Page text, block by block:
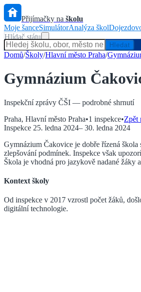
Přijímačky na školu
Moje šanceSimulátorAnalýza škol
Hlídač státu
Hledat
Domů/Školy/Hlavní město Praha/
Gymnázium
Inspekční zprávy ČŠI — podrobné shrnutí
Praha, Hlavní město Praha•1 inspekce•Zpět
Inspekce 25. ledna 2024– 30. ledna 2024
Gymnázium Čakovice je dobře řízená
zlepšování podmínek. Inspekce však
Škola je vhodná pro jazykově nadané žáky
Kontext školy
Od inspekce v 2017 vzrostl počet žáků,
digitální technologie.